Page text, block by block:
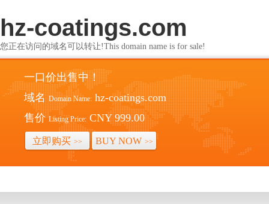
hz-coatings.com
您正在访问的域名可以转让!This domain name is for sale!
一口价出售中！
域名 Domain Name: hz-coatings.com
售价 Listing Price: CNY 999.00
立即购买 >> BUY NOW >>